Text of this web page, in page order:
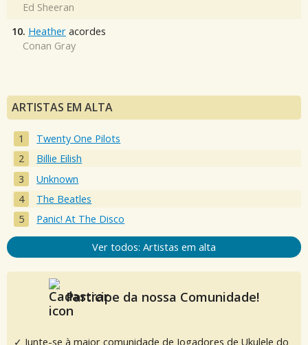
Ed Sheeran
10. Heather acordes
Conan Gray
ARTISTAS EM ALTA
Twenty One Pilots
Billie Eilish
Unknown
The Beatles
Panic! At The Disco
Ver todos: Artistas em alta
Participe da nossa Comunidade!
✓ Junte-se à maior comunidade de Jogadores de Ukulele do